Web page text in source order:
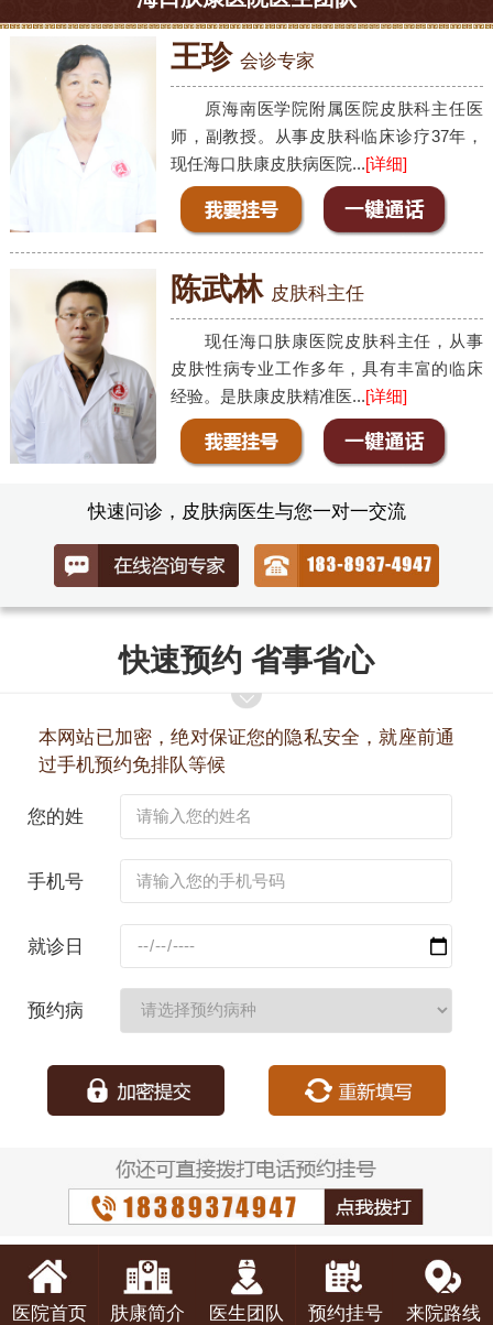
王珍 会诊专家
原海南医学院附属医院皮肤科主任医
师，副教授。从事皮肤科临床诊疗37年，
现任海口肤康皮肤病医院...[详细]
陈武林 皮肤科主任
现任海口肤康医院皮肤科主任，从事
皮肤性病专业工作多年，具有丰富的临床
经验。是肤康皮肤精准医...[详细]
快速问诊，皮肤病医生与您一对一交流
快速预约 省事省心
本网站已加密，绝对保证您的隐私安全，就座前通
过手机预约免排队等候
您的姓
手机号
就诊日
预约病
医院首页 肤康简介 医生团队 预约挂号 来院路线